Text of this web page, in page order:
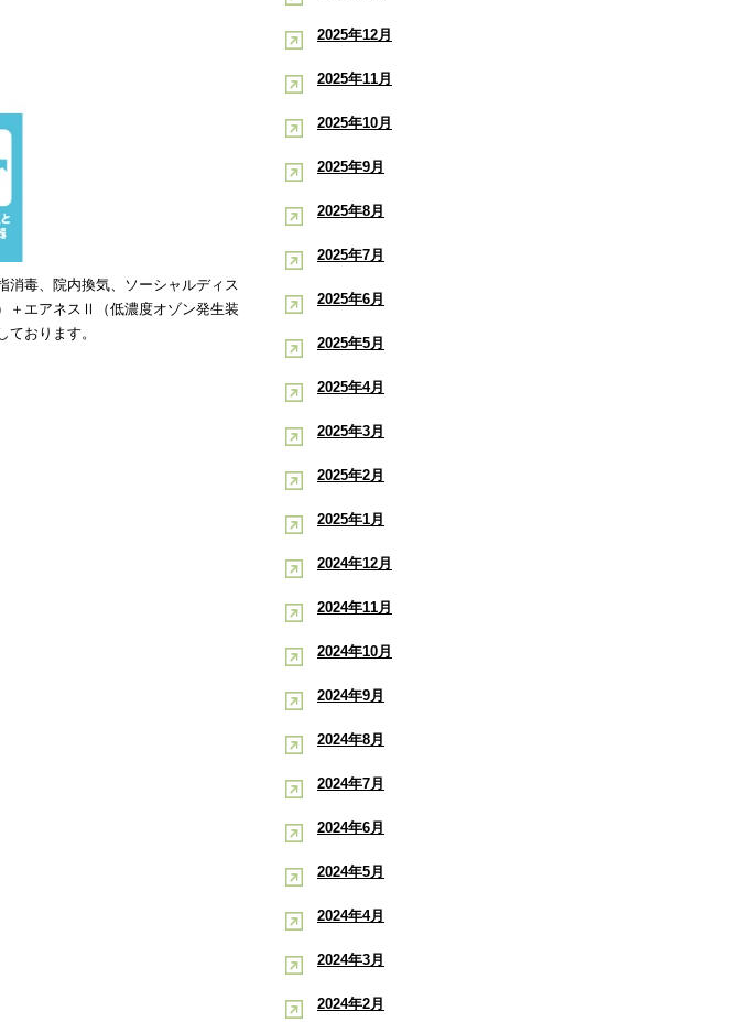
消毒、院内換気、ソーシャルディス
＋エアネスⅡ（低濃度オゾン発生装
おります。
2025年12月
2025年11月
2025年10月
2025年9月
2025年8月
2025年7月
2025年6月
2025年5月
2025年4月
2025年3月
2025年2月
2025年1月
2024年12月
2024年11月
2024年10月
2024年9月
2024年8月
2024年7月
2024年6月
2024年5月
2024年4月
2024年3月
2024年2月